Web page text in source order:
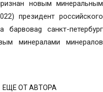
ЕЩЕ ОТ АВТОРА